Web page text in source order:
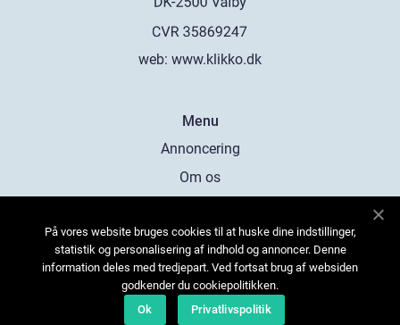
web: www.klikko.dk
Menu
Annoncering
Om os
Kontakt os
Sitemap
På vores website bruges cookies til at huske dine indstillinger,
statistik og personalisering af indhold og annoncer. Denne
information deles med tredjepart. Ved fortsat brug af websiden
godkender du cookiepolitikken.
Ok
Privatlivspolitik